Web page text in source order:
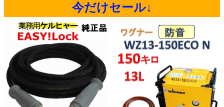
今だけセール↓